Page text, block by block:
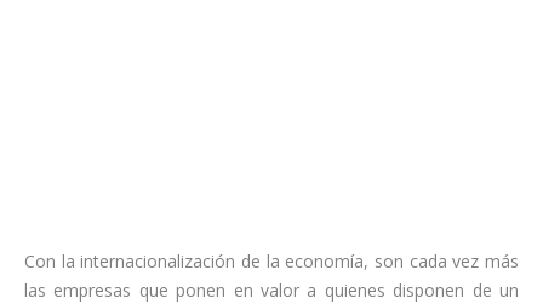
Con la internacionalización de la economía, son cada vez más
las empresas que ponen en valor a quienes disponen de un